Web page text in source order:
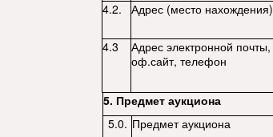
4.2.
Адрес (место нахождения)
4.3
Адрес электронной почты,
оф.сайт, телефон
5. Предмет аукциона
5.0. Предмет аукциона